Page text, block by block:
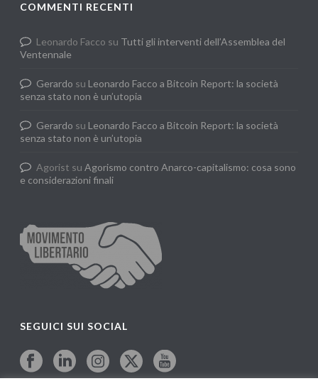
COMMENTI RECENTI
Leonardo Facco su Tutti gli interventi dell’Assemblea del
Ventennale
Gerardo su Leonardo Facco a Bitcoin Report: la società
senza stato non è un’utopia
Gerardo su Leonardo Facco a Bitcoin Report: la società
senza stato non è un’utopia
Agorist suAgorismo contro Anarco-capitalismo: cosa sono
e considerazioni finali
SEGUICI SUI SOCIAL